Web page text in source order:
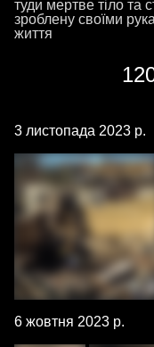
туди мертве тіло та
зроблену своїми
життя
3 листопада 2023 р.
6 жовтня 2023 р.